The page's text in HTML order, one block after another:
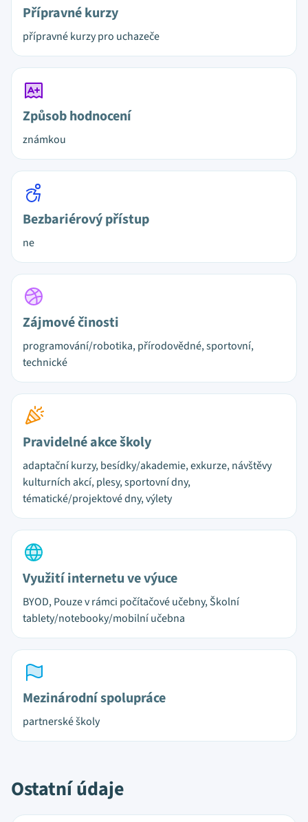
Přípravné kurzy
přípravné kurzy pro uchazeče
Způsob hodnocení
známkou
Bezbariérový přístup
ne
Zájmové činosti
programování/robotika, přírodovědné, sportovní,
technické
Pravidelné akce školy
adaptační kurzy, besídky/akademie, exkurze, návštěvy
kulturních akcí, plesy, sportovní dny,
tématické/projektové dny, výlety
Využití internetu ve výuce
BYOD, Pouze v rámci počítačové učebny, Školní
tablety/notebooky/mobilní učebna
Mezinárodní spolupráce
partnerské školy
Ostatní údaje